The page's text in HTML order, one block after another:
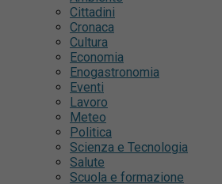
Cittadini
Cronaca
Cultura
Economia
Enogastronomia
Eventi
Lavoro
Meteo
Politica
Scienza e Tecnologia
Salute
Scuola e formazione